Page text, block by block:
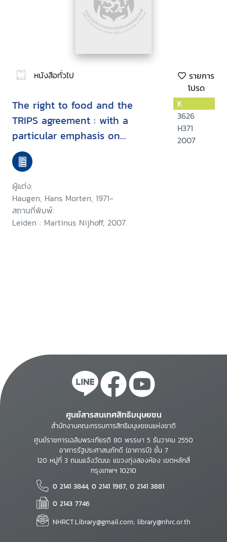
หนังสือทั่วไป
รายการ
โปรด
The right to food and the
TRIPS agreement : with a
particular emphasis on
developing countries' measures
for food production and
distribution
ผู้แต่ง:
Haugen, Hans Morten, 1971-
สถานที่พิมพ์:
Leiden : Martinus Nijhoff, 2007.
K
3626
H371
2007
ศูนย์สารสนเทศสิทธิมนุษยชน
สำนักงานคณะกรรมการสิทธิมนุษยชนแห่งชาติ
ศูนย์ราชการเฉลิมพระเกียรติ 80 พรรษา 5 ธันวาคม 2550
อาคารรัฐประศาสนภักดี (อาคารบี) ชั้น 7
120 หมู่ที่ 3 ถนนแจ้งวัฒนะ แขวงทุ่งสองห้อง เขตหลักสี่
กรุงเทพฯ 10210
0 2141 3844, 0 2141 1987, 0 2141 3881
0 2143 7746
NHRCT.Library@gmail.com; library@nhrc.or.th